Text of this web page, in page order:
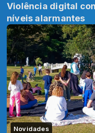
Violência digital
níveis alarmantes
Novidades